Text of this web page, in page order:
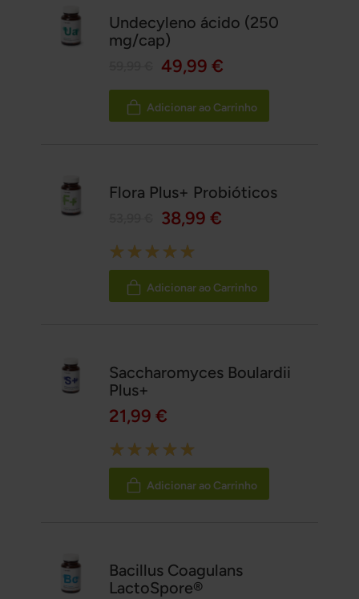
Undecyleno ácido (250
mg/cap)
49,99 €
Adicionar ao Carrinho
Flora Plus+ Probióticos
38,99 €
Rating:
100%
Adicionar ao Carrinho
Saccharomyces Boulardii
Plus+
21,99 €
Rating:
100%
Adicionar ao Carrinho
Bacillus Coagulans
LactoSpore®